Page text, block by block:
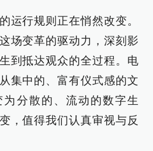
运行规则正在悄然改变。
场变革的驱动力，深刻影
到抵达观众的全过程。电
集中的、富有仪式感的文
分散的、流动的数字生
，值得我们认真审视与反